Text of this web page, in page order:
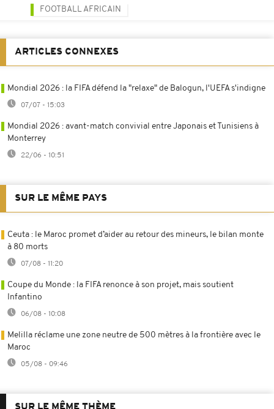
FOOTBALL AFRICAIN
ARTICLES CONNEXES
Mondial 2026 : la FIFA défend la "relaxe" de Balogun, l'UEFA s'indigne
07/07 - 15:03
Mondial 2026 : avant-match convivial entre Japonais et Tunisiens à
Monterrey
22/06 - 10:51
SUR LE MÊME PAYS
Ceuta : le Maroc promet d’aider au retour des mineurs, le bilan monte
à 80 morts
07/08 - 11:20
Coupe du Monde : la FIFA renonce à son projet, mais soutient
Infantino
06/08 - 10:08
Melilla réclame une zone neutre de 500 mètres à la frontière avec le
Maroc
05/08 - 09:46